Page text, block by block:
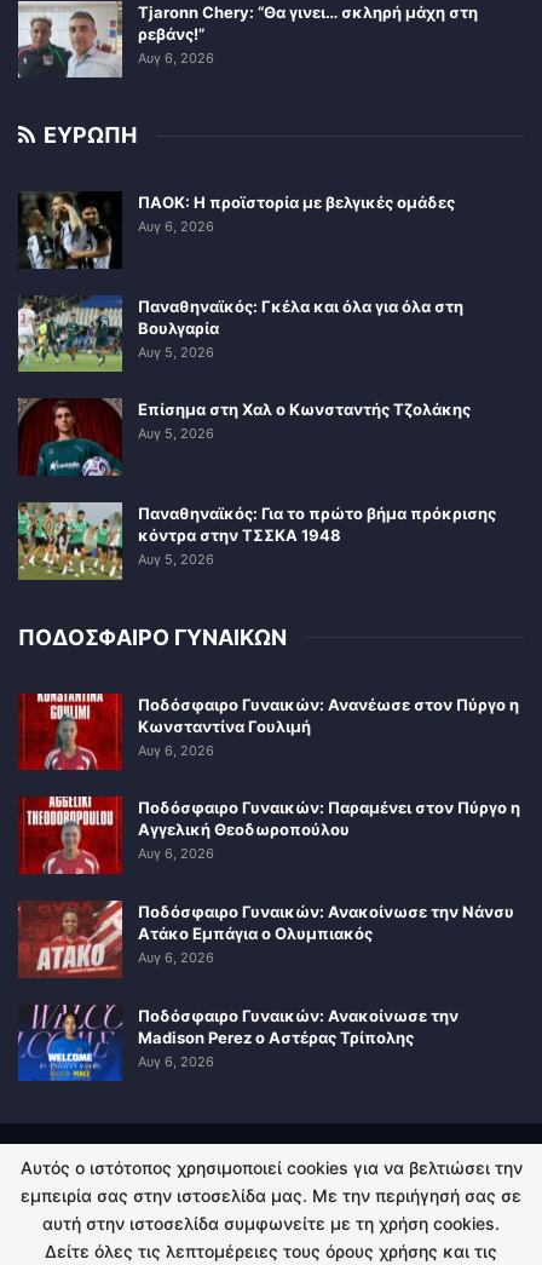
Tjaronn Chery: “Θα γινει… σκληρή μάχη στη
ρεβάνς!”
Αυγ 6, 2026
ΕΥΡΩΠΗ
ΠΑΟΚ: Η προϊστορία με βελγικές ομάδες
Αυγ 6, 2026
Παναθηναϊκός: Γκέλα και όλα για όλα στη
Βουλγαρία
Αυγ 5, 2026
Επίσημα στη Χαλ ο Κωνσταντής Τζολάκης
Αυγ 5, 2026
Παναθηναϊκός: Για το πρώτο βήμα πρόκρισης
κόντρα στην ΤΣΣΚΑ 1948
Αυγ 5, 2026
ΠΟΔΟΣΦΑΙΡΟ ΓΥΝΑΙΚΩΝ
Ποδόσφαιρο Γυναικών: Ανανέωσε στον Πύργο η
Κωνσταντίνα Γουλιμή
Αυγ 6, 2026
Ποδόσφαιρο Γυναικών: Παραμένει στον Πύργο η
Αγγελική Θεοδωροπούλου
Αυγ 6, 2026
Ποδόσφαιρο Γυναικών: Ανακοίνωσε την Νάνσυ
Ατάκο Εμπάγια ο Ολυμπιακός
Αυγ 6, 2026
Ποδόσφαιρο Γυναικών: Ανακοίνωσε την
Madison Perez ο Αστέρας Τρίπολης
Αυγ 6, 2026
ΠΟΛΙΤΙΚΗ ΑΠΟΡΡΗΤΟΥ ΕΠΙΚΟΙΝΩΝΙΑ
© 2026 - Kingsport.gr. All Rights Reserved.
Αυτός ο ιστότοπος χρησιμοποιεί cookies για να βελτιώσει την
εμπειρία σας στην ιστοσελίδα μας. Με την περιήγησή σας σε
αυτή στην ιστοσελίδα συμφωνείτε με τη χρήση cookies.
Δείτε όλες τις λεπτομέρειες τους όρους χρήσης και τις